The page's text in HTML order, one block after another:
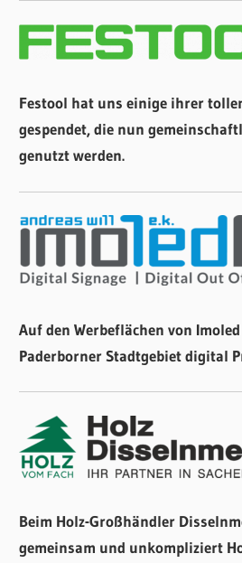
Festool hat uns einige ihrer
gespendet, die nun
genutzt werden.
Auf den Werbeflächen von
Paderborner Stadtgebiet digital
Beim Holz-Großhändler
gemeinsam und unkompliziert